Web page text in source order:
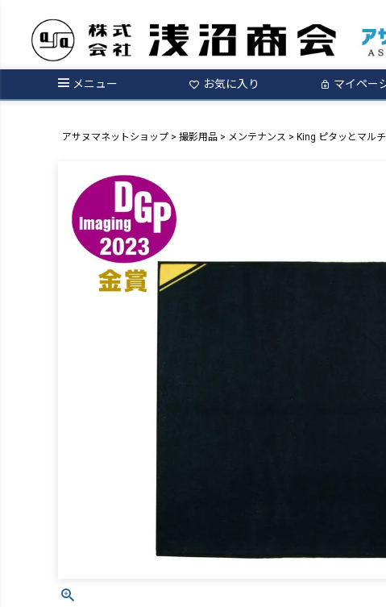
メニュー お気に入り マイペー
アサヌマネットショップ 撮影用品 メンテナンス King ピタッとマル